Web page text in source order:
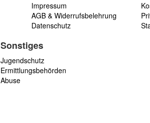
Impressum
AGB & Widerrufsbelehrung
Datenschutz
Sonstiges
Jugendschutz
Ermittlungsbehörden
Abuse